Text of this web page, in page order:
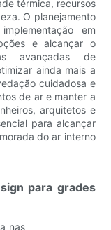
térmica, recursos
O planejamento
em
e alcançar o
avançadas de
ainda mais a
cuidadosa e
de ar e manter a
arquitetos e
para alcançar
do ar interno
para grades